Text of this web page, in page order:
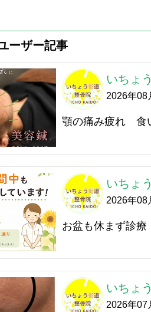
ーザー記事
いちょ
2026年08
顎の痛み疲れ 食
いちょ
2026年08
お盆も休まず診療
いちょ
2026年07